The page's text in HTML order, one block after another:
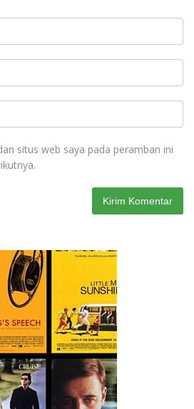
situs web saya pada peramban ini